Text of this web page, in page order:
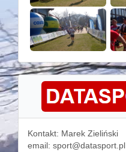
Kontakt: Marek Zieliński
email: sport@datasport.pl